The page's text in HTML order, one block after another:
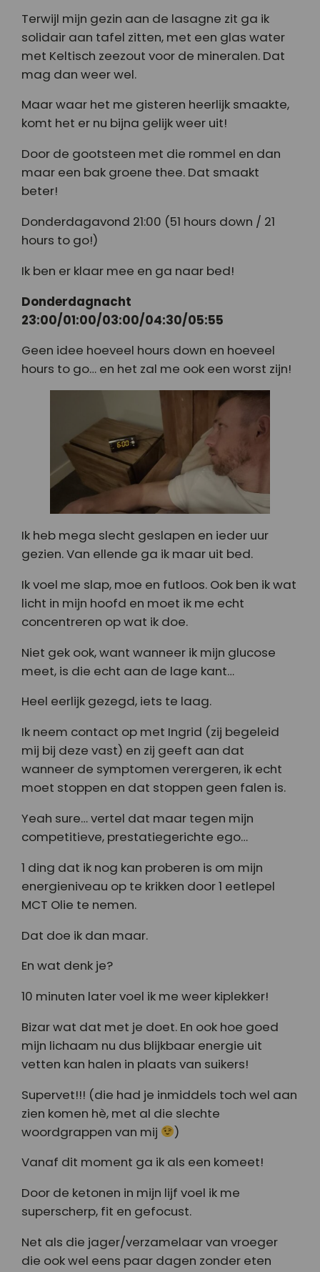
Terwijl mijn gezin aan de lasagne zit ga ik
solidair aan tafel zitten, met een glas water
met Keltisch zeezout voor de mineralen. Dat
mag dan weer wel.
Maar waar het me gisteren heerlijk smaakte,
komt het er nu bijna gelijk weer uit!
Door de gootsteen met die rommel en dan
maar een bak groene thee. Dat smaakt
beter!
Donderdagavond 21:00 (51 hours down / 21
hours to go!)
Ik ben er klaar mee en ga naar bed!
Donderdagnacht
23:00/01:00/03:00/04:30/05:55
Geen idee hoeveel hours down en hoeveel
hours to go… en het zal me ook een worst zijn!
Ik heb mega slecht geslapen en ieder uur
gezien. Van ellende ga ik maar uit bed.
Ik voel me slap, moe en futloos. Ook ben ik wat
licht in mijn hoofd en moet ik me echt
concentreren op wat ik doe.
Niet gek ook, want wanneer ik mijn glucose
meet, is die echt aan de lage kant…
Heel eerlijk gezegd, iets te laag.
Ik neem contact op met Ingrid (zij begeleid
mij bij deze vast) en zij geeft aan dat
wanneer de symptomen verergeren, ik echt
moet stoppen en dat stoppen geen falen is.
Yeah sure… vertel dat maar tegen mijn
competitieve, prestatiegerichte ego…
1 ding dat ik nog kan proberen is om mijn
energieniveau op te krikken door 1 eetlepel
MCT Olie te nemen.
Dat doe ik dan maar.
En wat denk je?
10 minuten later voel ik me weer kiplekker!
Bizar wat dat met je doet. En ook hoe goed
mijn lichaam nu dus blijkbaar energie uit
vetten kan halen in plaats van suikers!
Supervet!!! (die had je inmiddels toch wel aan
zien komen hè, met al die slechte
woordgrappen van mij
)
Vanaf dit moment ga ik als een komeet!
Door de ketonen in mijn lijf voel ik me
superscherp, fit en gefocust.
Net als die jager/verzamelaar van vroeger
die ook wel eens paar dagen zonder eten